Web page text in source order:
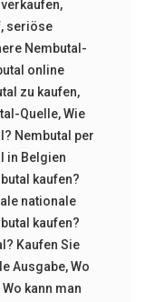
,
, seriöse
Nembutal-
online
zu kaufen,
Quelle,Wie
Nembutal per
in Belgien
kaufen?
nationale
kaufen?
Kaufen Sie
Ausgabe,Wo
kann man